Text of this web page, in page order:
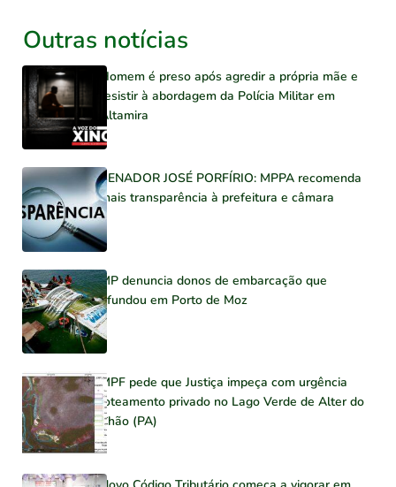
Outras notícias
Homem é preso após agredir a própria mãe e
resistir à abordagem da Polícia Militar em
Altamira
SENADOR JOSÉ PORFÍRIO: MPPA recomenda
mais transparência à prefeitura e câmara
MP denuncia donos de embarcação que
afundou em Porto de Moz
MPF pede que Justiça impeça com urgência
loteamento privado no Lago Verde de Alter do
Chão (PA)